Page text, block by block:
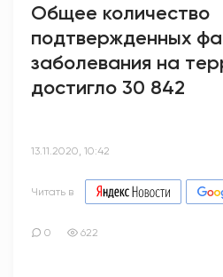
ВОПРОС-
Общее количество
подтвержденных
заболевания на
достигло 30 842
13.11.2020, 10:42
Читать в
0 622